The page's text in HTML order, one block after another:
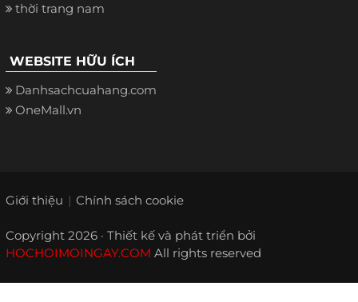
thời trang nam
WEBSITE HỮU ÍCH
Danhsachcuahang.com
OneMall.vn
Giới thiệu Chính sách cookie
Copyright 2026 · Thiết kế và phát triển bởi
HOCHOIMOINGAY.COM All rights reserved